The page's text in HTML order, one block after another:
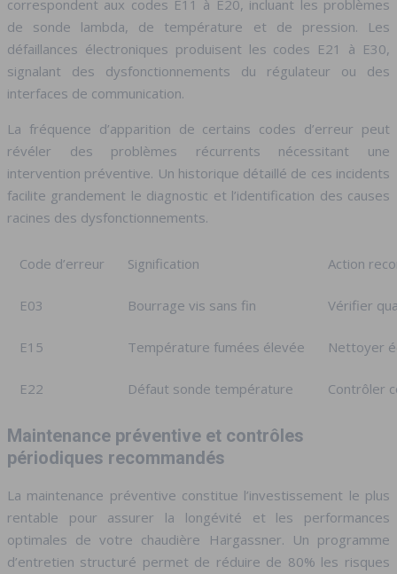
correspondent aux codes E11 à E20, incluant les problèmes
de sonde lambda, de température et de pression. Les
défaillances électroniques produisent les codes E21 à E30,
signalant des dysfonctionnements du régulateur ou des
interfaces de communication.
La fréquence d’apparition de certains codes d’erreur peut
révéler des problèmes récurrents nécessitant une
intervention préventive. Un historique détaillé de ces incidents
facilite grandement le diagnostic et l’identification des causes
racines des dysfonctionnements.
Code d’erreur Signification Action
E03 Bourrage vis sans fin Vérifier
E15 Température fumées élevée Nettoyer
E22 Défaut sonde température Contrôler
Maintenance préventive et contrôles
périodiques recommandés
La maintenance préventive constitue l’investissement le plus
rentable pour assurer la longévité et les performances
optimales de votre chaudière Hargassner. Un programme
d’entretien structuré permet de réduire de 80% les risques